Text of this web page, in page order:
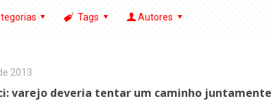
Tags Autores
2013
varejo deveria tentar um caminho